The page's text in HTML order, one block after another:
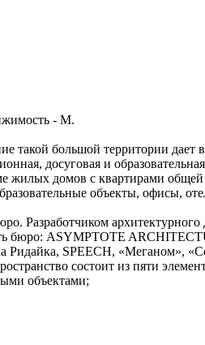
- М.
такой большой территории дает
досуговая и
жилых домов с квартирами
объекты, офисы,
Разработчиком архитектурного
бюро: ASYMPTOTE
Ридайка, SPEECH, «Меганом»,
состоит из пяти
объектами;